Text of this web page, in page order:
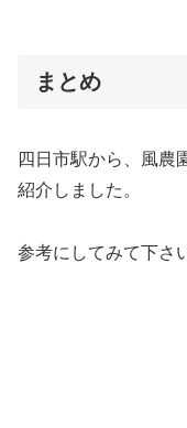
まとめ
四日市駅から、風農
紹介しました。
参考にしてみて下さ